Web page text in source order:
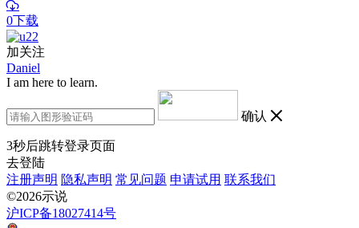
0下载
加关注
Daniel
I am here to learn.
确认
3秒后跳转登录页面
去登陆
注册声明 隐私声明 常见问题 申请试用 联系我们
©2026示说
沪ICP备18027414号